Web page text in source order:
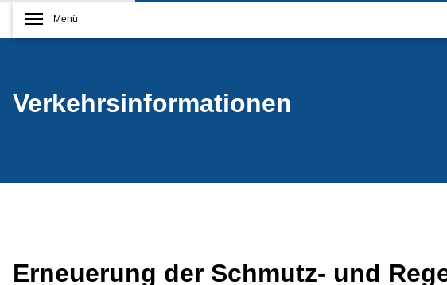
Menü
Verkehrsinformationen
Erneuerung der Schmutz- und